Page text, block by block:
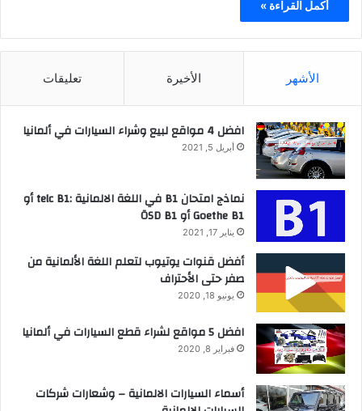
أكمل القراءة »
الأشهر الأخيرة تعليقات
افضل 4 مواقع لبيع وشراء السيارات في ألمانيا
أبريل 5, 2021
نماذج امتحان B1 في اللغة الالمانية :telc B1 أو
Goethe B1 أو ÖSD B1
يناير 17, 2021
أفضل قنوات يوتيوب لتعلم اللغة الألمانية من
صفر حتى الأحتراف
يونيو 18, 2020
افضل 5 مواقع لشراء قطع السيارات في ألمانيا
فبراير 8, 2020
أسماء السيارات الالمانية – وشعارات شركات